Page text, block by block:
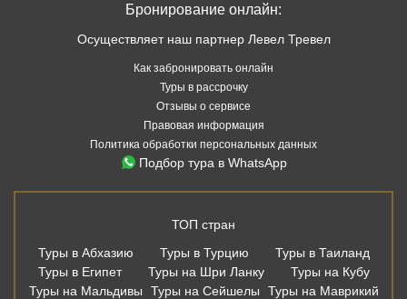
Бронирование онлайн:
Осуществляет наш партнер Левел Тревел
Как забронировать онлайн
Туры в рассрочку
Отзывы о сервисе
Правовая информация
Политика обработки персональных данных
Подбор тура в WhatsApp
ТОП стран
Туры в Абхазию
Туры в Турцию
Туры в Таиланд
Туры в Египет
Туры на Шри Ланку
Туры на Кубу
Туры на Мальдивы
Туры на Сейшелы
Туры на Маврикий